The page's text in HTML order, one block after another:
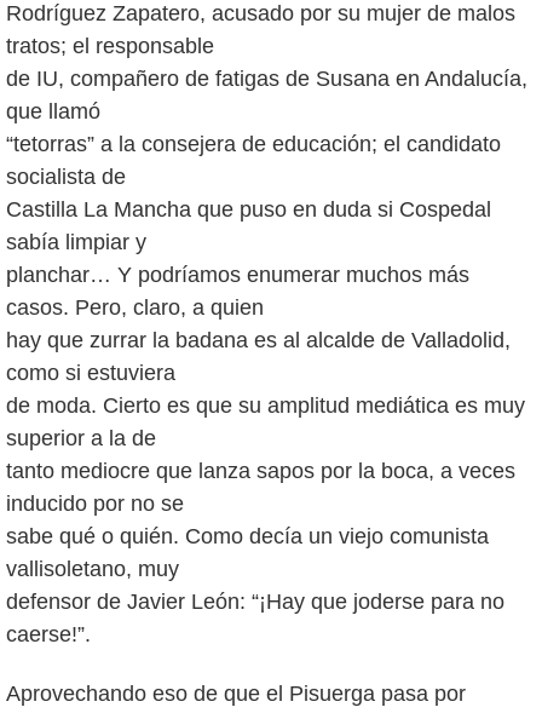
Rodríguez Zapatero, acusado por su mujer de malos
tratos; el responsable
de IU, compañero de fatigas de Susana en Andalucía,
que llamó
“tetorras” a la consejera de educación; el candidato
socialista de
Castilla La Mancha que puso en duda si Cospedal
sabía limpiar y
planchar… Y podríamos enumerar muchos más
casos. Pero, claro, a quien
hay que zurrar la badana es al alcalde de Valladolid,
como si estuviera
de moda. Cierto es que su amplitud mediática es muy
superior a la de
tanto mediocre que lanza sapos por la boca, a veces
inducido por no se
sabe qué o quién. Como decía un viejo comunista
vallisoletano, muy
defensor de Javier León: “¡Hay que joderse para no
caerse!”.
Aprovechando eso de que el Pisuerga pasa por